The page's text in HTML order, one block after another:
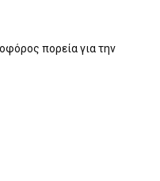
πορεία για την